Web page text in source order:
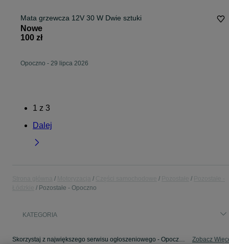
Mata grzewcza 12V 30 W Dwie sztuki
Nowe
100 zł
Opoczno - 29 lipca 2026
1 z 3
Dalej
Pozostałe - Opoczno
KATEGORIA
Skorzystaj z największego serwisu ogłoszeniowego - Opoczno i okolice! - kupuj lub sprzedawaj jeszcze wygodniej w kategorii Pozostałe! Zobacz